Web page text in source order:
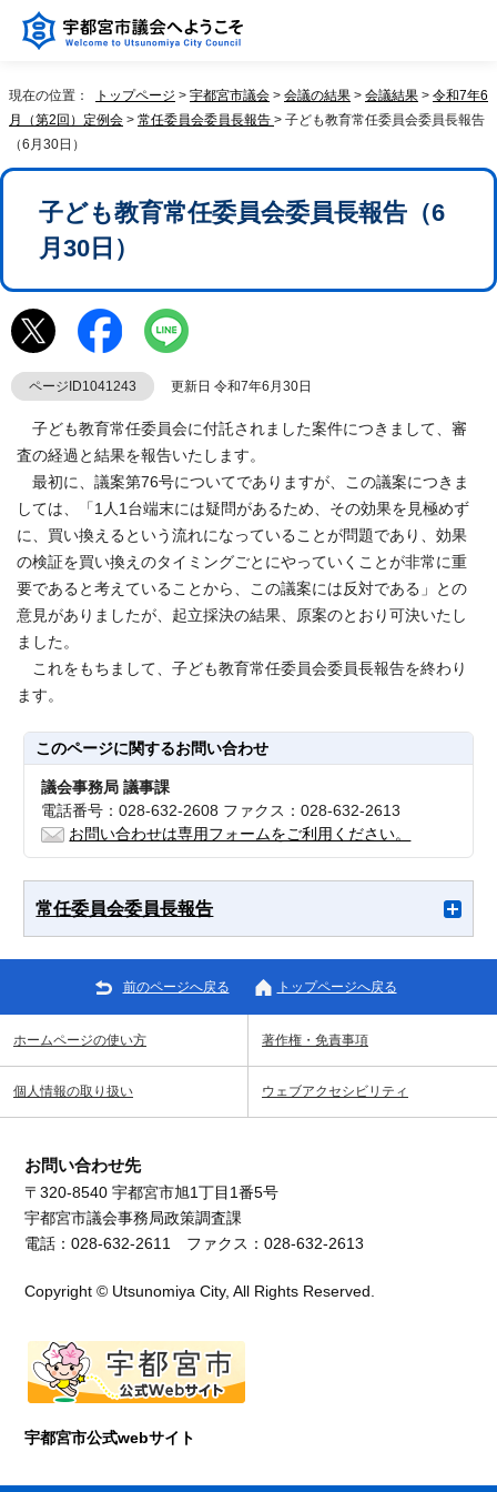
現在の位置： トップページ > 宇都宮市議会 > 会議の結果 > 会議結果 > 令和7年6
月（第2回）定例会 > 常任委員会委員長報告 > 子ども教育常任委員会委員長報告
（6月30日）
子ども教育常任委員会委員長報告（6
月30日）
ページID1041243 更新日 令和7年6月30日
子ども教育常任委員会に付託されました案件につきまして、審
査の経過と結果を報告いたします。
最初に、議案第76号についてでありますが、この議案につきま
しては、「1人1台端末には疑問があるため、その効果を見極めず
に、買い換えるという流れになっていることが問題であり、効果
の検証を買い換えのタイミングごとにやっていくことが非常に重
要であると考えていることから、この議案には反対である」との
意見がありましたが、起立採決の結果、原案のとおり可決いたし
ました。
これをもちまして、子ども教育常任委員会委員長報告を終わり
ます。
このページに関するお問い合わせ
議会事務局 議事課
電話番号：028-632-2608 ファクス：028-632-2613
お問い合わせは専用フォームをご利用ください。
常任委員会委員長報告
前のページへ戻る トップページへ戻る
ホームページの使い方 著作権・免責事項
個人情報の取り扱い ウェブアクセシビリティ
お問い合わせ先
〒320-8540 宇都宮市旭1丁目1番5号
宇都宮市議会事務局政策調査課
電話：028-632-2611 ファクス：028-632-2613
Copyright © Utsunomiya City, All Rights Reserved.
宇都宮市公式webサイト